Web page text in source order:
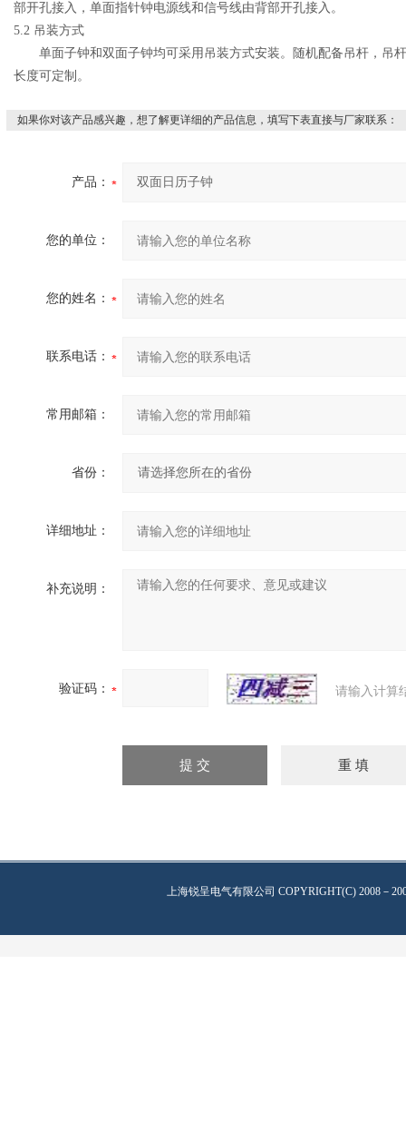
部开孔接入，单面指针钟电源线和信号线由背部开孔接入。
5.2 吊装方式
单面子钟和双面子钟均可采用吊装方式安装。随机配备吊杆，吊
长度可定制。
如果你对该产品感兴趣，想了解更详细的产品信息，填写下表直接与厂家联系：
产品：
您的单位：
您的姓名：
联系电话：
常用邮箱：
省份：
详细地址：
补充说明：
验证码： 请输入计算
上海锐呈电气有限公司 COPYRIGHT(C) 2008－